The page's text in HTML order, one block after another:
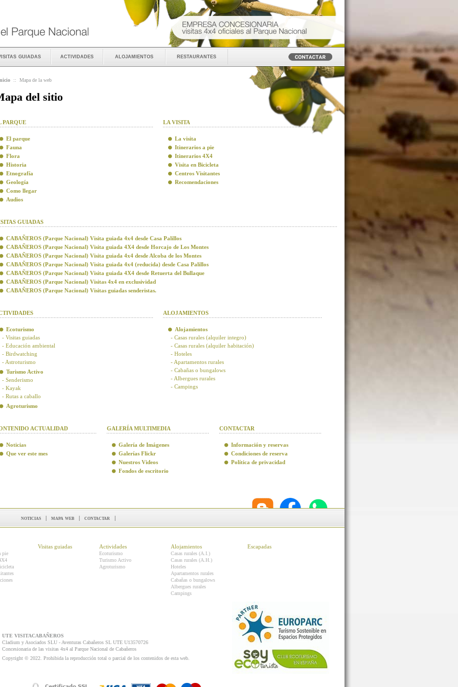
guiadas actividades alojamientos restaurantes
:: Mapa de la web
del sitio
PARQUE
El parque
Fauna
Flora
Historia
Etnografía
Geología
Como llegar
Audios
LA VISITA
La visita
Itinerarios a pie
Itinerarios 4X4
Visita en Bicicleta
Centros Visitantes
Recomendaciones
GUIADAS
CABAÑEROS (Parque Nacional) Visita guiada 4x4 desde Casa Palillos
CABAÑEROS (Parque Nacional) Visita guiada 4X4 desde Horcajo de Los Montes
CABAÑEROS (Parque Nacional) Visita guiada 4x4 desde Alcoba de los Montes
CABAÑEROS (Parque Nacional) Visita guiada 4x4 (reducida) desde Casa Palillos
CABAÑEROS (Parque Nacional) Visita guiada 4X4 desde Retuerta del Bullaque
CABAÑEROS (Parque Nacional) Visitas 4x4 en exclusividad
CABAÑEROS (Parque Nacional) Visitas guiadas senderistas.
Ecoturismo
- Visitas guiadas
- Educación ambiental
- Birdwatching
- Astroturismo
Turismo Activo
- Senderismo
- Kayak
- Rutas a caballo
Agroturismo
ALOJAMIENTOS
Alojamientos
- Casas rurales (alquiler integro)
- Casas rurales (alquiler habitación)
- Hoteles
- Apartamentos rurales
- Cabañas o bungalows
- Albergues rurales
- Campings
ACTUALIDAD
Noticias
Que ver este mes
GALERÍA MULTIMEDIA
Galería de Imágenes
Galerías Flickr
Nuestros Videos
Fondos de escritorio
CONTACTAR
Información y reservas
Condiciones de reserva
Política de privacidad
noticias | mapa web | contactar |
pie
Visitas guiadas Actividades
Ecoturismo
Turismo Activo
Agroturismo
Alojamientos
Casas rurales (A.I.)
Casas rurales (A.H.)
Hoteles
Apartamentos rurales
Cabañas o bungalows
Albergues rurales
Campings
Escapadas
UTE VISITACABAÑEROS
Cladium y Asociados SLU - Aventuras Cabañeros SL UTE U13570726
Concesionaria de las visitas 4x4 al Parque Nacional de Cabañeros
Copyright © 2022. Prohibida la reproducción total o parcial de los contenidos de esta web.